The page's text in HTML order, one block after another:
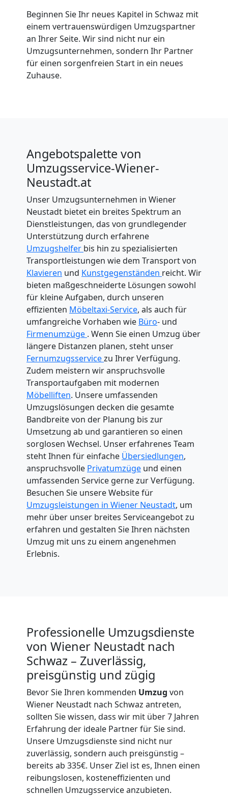
Beginnen Sie Ihr neues Kapitel in Schwaz mit
einem vertrauenswürdigen Umzugspartner
an Ihrer Seite. Wir sind nicht nur ein
Umzugsunternehmen, sondern Ihr Partner
für einen sorgenfreien Start in ein neues
Zuhause.
Angebotspalette von
Umzugsservice-Wiener-
Neustadt.at
Unser Umzugsunternehmen in Wiener
Neustadt bietet ein breites Spektrum an
Dienstleistungen, das von grundlegender
Unterstützung durch erfahrene
Umzugshelfer bis hin zu spezialisierten
Transportleistungen wie dem Transport von
Klavieren und Kunstgegenständen reicht. Wir
bieten maßgeschneiderte Lösungen sowohl
für kleine Aufgaben, durch unseren
effizienten Möbeltaxi-Service, als auch für
umfangreiche Vorhaben wie Büro- und
Firmenumzüge . Wenn Sie einen Umzug über
längere Distanzen planen, steht unser
Fernumzugsservicezu Ihrer Verfügung.
Zudem meistern wir anspruchsvolle
Transportaufgaben mit modernen
Möbelliften. Unsere umfassenden
Umzugslösungen decken die gesamte
Bandbreite von der Planung bis zur
Umsetzung ab und garantieren so einen
sorglosen Wechsel. Unser erfahrenes Team
steht Ihnen für einfache Übersiedlungen,
anspruchsvolle Privatumzüge und einen
umfassenden Service gerne zur Verfügung.
Besuchen Sie unsere Website für
Umzugsleistungen in Wiener Neustadt, um
mehr über unser breites Serviceangebot zu
erfahren und gestalten Sie Ihren nächsten
Umzug mit uns zu einem angenehmen
Erlebnis.
Professionelle Umzugsdienste
von Wiener Neustadt nach
Schwaz – Zuverlässig,
preisgünstig und zügig
Bevor Sie Ihren kommenden Umzug von
Wiener Neustadt nach Schwaz antreten,
sollten Sie wissen, dass wir mit über 7 Jahren
Erfahrung der ideale Partner für Sie sind.
Unsere Umzugsdienste sind nicht nur
zuverlässig, sondern auch preisgünstig –
bereits ab 335€. Unser Ziel ist es, Ihnen einen
reibungslosen, kosteneffizienten und
schnellen Umzugsservice anzubieten.